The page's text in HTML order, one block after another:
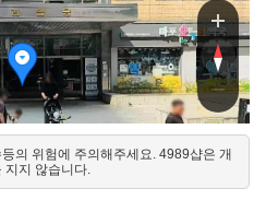
의 위험에 주의해주세요. 4989샵은 개
지지 않습니다.